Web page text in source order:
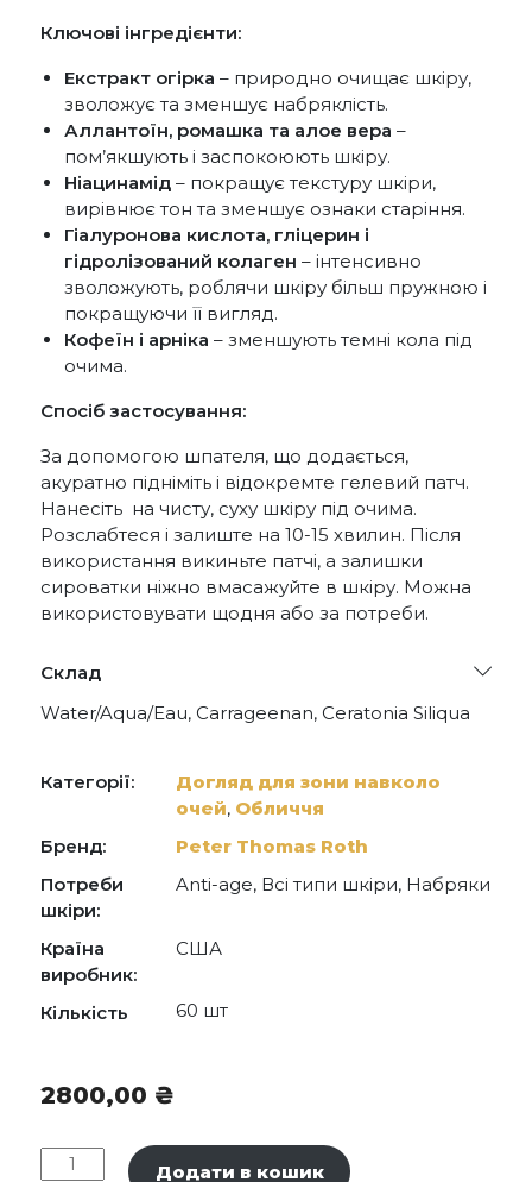
Ключові інгредієнти:
Екстракт огірка – природно очищає шкіру,
зволожує та зменшує набряклість.
Аллантоїн, ромашка та алое вера –
пом’якшують і заспокоюють шкіру.
Ніацинамід – покращує текстуру шкіри,
вирівнює тон та зменшує ознаки старіння.
Гіалуронова кислота, гліцерин і
гідролізований колаген – інтенсивно
зволожують, роблячи шкіру більш пружною і
покращуючи її вигляд.
Кофеїн і арніка – зменшують темні кола під
очима.
Спосіб застосування:
За допомогою шпателя, що додається,
акуратно підніміть і відокремте гелевий патч.
Нанесіть на чисту, суху шкіру під очима.
Розслабтеся і залиште на 10-15 хвилин. Після
використання викиньте патчі, а залишки
сироватки ніжно вмасажуйте в шкіру. Можна
використовувати щодня або за потреби.
Склад
Water/Aqua/Eau, Carrageenan, Ceratonia Siliqua
Hydrolyzed Collagen, Camellia Sinensis Leaf
Extract, Niacinamide, Allantoin, Ethylhexylglycerin,
Calcium Lactate, Xanthan Gum, Potassium
Chloride, PEG-60 Hydrogenated Castor Oil,
Phenoxyethanol, Fragrance/Parfum, Blue 1 (CI
42090), Glycerin, Dipropylene Glycol, Cucumis
Sativus (Cucumber) Fruit Extract, Caffeine, Sodium
Hyaluronate, Chamomilla Recutita (Matricaria)
Flower Extract, Tocopheryl Acetate, Adenosine,
Maltodextrin, Butylene Glycol, Ricinus Communi.
Категорії:
Догляд для зони навколо
очей, Обличчя
Бренд:
Peter Thomas Roth
Потреби
шкіри:
Anti-age, Всі типи шкіри, Набряки
Країна
виробник:
США
Кількість 60 шт
2800,00 ₴
Peter
Додати в кошик